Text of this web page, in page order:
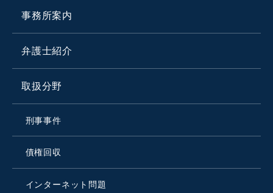
事務所案内
弁護士紹介
取扱分野
刑事事件
債権回収
インターネット問題